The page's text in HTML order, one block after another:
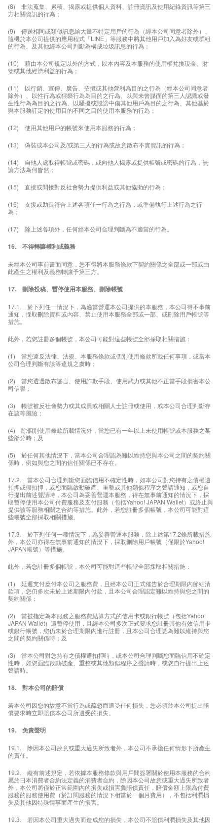
(8) 非法蒐集、累積、揭露或提供個人資料、註冊資訊及使用紀錄資訊等第三
方相關資訊的行為；
(9) 傳送相同或類似訊息給大量不特定用戶的行為（經本公司同意者除外）、
隨機於本公司提供的應用程式「LINE」等服務中將其他用戶加入為好友或群組
的行為、及其他經本公司判斷為構成垃圾訊息的行為；
(10) 藉由本公司規定以外的方式，以本內容及本服務的使用權兌換現金、財
物或其他經濟利益的行為；
(11) 以行銷、宣傳、廣告、招攬或其他營利為目的之行為（經本公司同意者
除外）、以性行為或猥褻行為為目的之行為、以與未曾謀面的第三人認識或發
生性行為為目的之行為、以騷擾或毀謗中傷其他用戶為目的之行為、其他基於
與本服務訂定的使用目的不同之目的使用本服務的行為；
(12) 使用其他用戶的帳號來使用本服務的行為；
(13) 偽裝成本公司及/或第三人的行為或故意散布不實資訊的行為；
(14) 自他人處取得帳號或密碼，或向他人揭露或提供帳號或密碼的行為，無
論方法為何皆然；
(15) 直接或間接對反社會勢力提供利益或其他協助的行為；
(16) 支援或助長符合上述各項任一行為之行為，或準備執行上述行為之行
為；
(17) 除上述各項外，任何經本公司合理判斷為不適當的行為。
16. 不得轉讓權利或義務
未經本公司事前書面同意，您不得將本服務條款下契約關係之全部或一部或由
此產生之權利及義務轉讓予第三方。
17. 刪除投稿、暫停使用本服務、刪除帳號
17.1. 於下列任一情況下，為適當營運本公司提供的本服務，本公司得不事前
通知，採取刪除資料或內容、禁止使用本服務全部或一部、或刪除用戶帳號等
措施。
此外，若您註冊多個帳號，本公司可能對這些帳號全部採取相關措施：
(1) 當您違反法律、法規、本服務條款或個別使用條款所載任何事項，或當本
公司合理判斷有該等違規之虞時；
(2) 當您透過散布謠言、使用詐欺手段、使用武力或其他不正當手段損害本公
司信譽；
(3) 帳號被反社會勢力或其成員或相關人士註冊或使用，或本公司合理判斷存
在該等風險；
(4) 除個別使用條款所載情況外，當您已有一年以上未使用帳號或本服務之某
些部分時；及
(5) 於任何其他情況下，當本公司合理認為難以維持您與本公司之間的契約關
係時，例如與您之間的信任關係已不存在。
17.2. 當本公司合理判斷您面臨信用不確定性時，如本公司對您持有之債權遭
扣押或假扣押，或您面臨啟動破產、重整或其他類似程序之聲請通知，或您自
行提出前述聲請時，本公司為妥善營運本服務，得在無事前通知的情況下，採
取暫停使用本公司付費服務及支付服務（包括Yahoo! JAPAN Wallet）或終止與
提供該等服務相關之合約等措施。此外，若您註冊多個帳號，本公司可能對這
些帳號全部採取相關措施。
17.3. 於下列任何一種情況下，為妥善營運本服務，除上述第17.2條所載措施
外，本公司亦得在無事前通知的情況下，採取刪除用戶帳號（僅限於Yahoo!
JAPAN帳號）等措施。
此外，若您註冊多個帳號，本公司可能對這些帳號全部採取相關措施：
(1) 延遲支付應付本公司之服務費，且經本公司正式催告於合理期限內節結清
款項，您仍多次未於上述期限內付款，且本公司合理認定難以維持與您之間的
契約關係；
(2) 當被指定為本服務之服務費結算方式的信用卡或銀行帳號（包括Yahoo!
JAPAN Wallet）遭暫停使用，且經本公司多次正式要求您註冊其他有效信用卡
或銀行帳號，您仍未於合理期限內進行註冊，且本公司合理認為難以維持與您
之間的契約關係時；及
(3) 當本公司對您持有之債權遭扣押時，或本公司合理判斷您面臨信用不確定
性時，如您面臨啟動破產、重整或其他類似程序之聲請時，或您自行提出上述
聲請時。
18. 對本公司的賠償
若本公司因您的故意不當行為或疏忽而遭受任何損失，您必須於本公司提出賠
償要求時立即賠償本公司所遭受的損失。
19. 免責聲明
19.1. 除因本公司故意或重大過失所致者外，本公司不承擔任何情形下所產生
的責任。
19.2. 縱有前述規定，若依據本服務條款與用戶間簽署關於使用本服務的合約
屬於日本消費者合約法定義的消費者合約，除因本公司故意或重大過失所致者
外，本公司將僅於正常範圍內的損失或損害負賠償責任，賠償金額上限為付費
服務的服務使用費（於訂閱服務的情況下相當於一個月費用），不包括利潤損
失及其他因特殊情事而產生的損害。
19.3. 若因本公司重大過失而造成您的損失，本公司不賠償利潤損失及其他因